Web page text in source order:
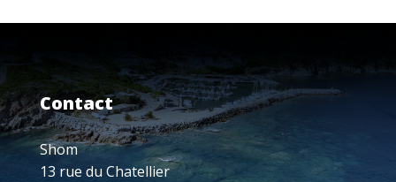
Contact
Shom
13 rue du Chatellier